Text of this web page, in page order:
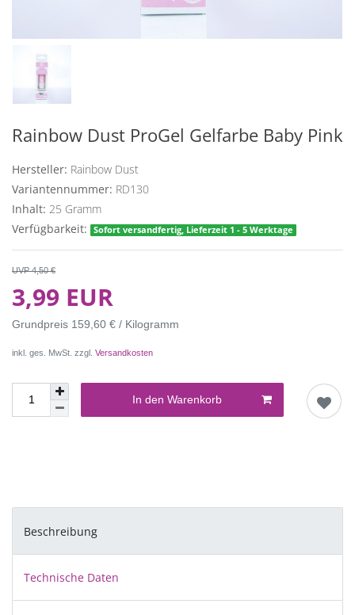
Rainbow Dust ProGel Gelfarbe Baby Pink
Hersteller: Rainbow Dust
Variantennummer: RD130
Inhalt: 25 Gramm
Verfügbarkeit:
Sofort versandfertig, Lieferzeit 1 - 5 Werktage
UVP 4,50 €
3,99 EUR
Grundpreis 159,60 € / Kilogramm
inkl. ges. MwSt. zzgl. Versandkosten
In den Warenkorb
Beschreibung
Technische Daten